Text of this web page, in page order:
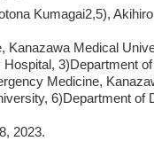
Kumagai2,5),
Kanazawa Medical
3)Department
Medicine,
6)Department of
2023.